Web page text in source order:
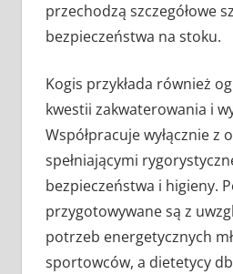
przechodzą szczegółowe
bezpieczeństwa na stoku.
Kogis przykłada również
kwestii zakwaterowania i
Współpracuje wyłącznie z
spełniającymi
bezpieczeństwa i higieny.
przygotowywane są z
potrzeb energetycznych
sportowców, a dietetycy